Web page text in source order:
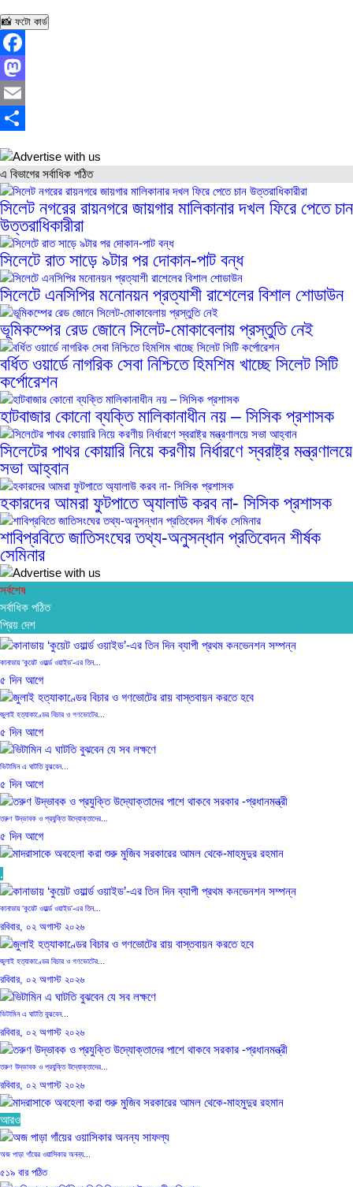
📸 ফটো কার্ড
Facebook
Mastodon
Email
এ বিভাগের সর্বাধিক পঠিত
সিলেট নগরের রায়নগরে জায়গার মালিকানার দখল ফিরে পেতে চান
উত্তরাধিকারীরা
সিলেটে রাত সাড়ে ৯টার পর দোকান-পাট বন্ধ
সিলেটে এনসিপির মনোনয়ন প্রত্যাশী রাশেলের বিশাল শোডাউন
ভূমিকম্পের রেড জোনে সিলেট-মোকাবেলায় প্রস্তুতি নেই
বর্ধিত ওয়ার্ডে নাগরিক সেবা নিশ্চিতে হিমশিম খাচ্ছে সিলেট সিটি
কর্পোরেশন
হাটবাজার কোনো ব্যক্তি মালিকানাধীন নয় – সিসিক প্রশাসক
সিলেটের পাথর কোয়ারি নিয়ে করণীয় নির্ধারণে স্বরাষ্ট্র মন্ত্রণালয়ে
সভা আহ্বান
হকারদের আমরা ফুটপাতে অ্যালাউ করব না- সিসিক প্রশাসক
শাবিপ্রবিতে জাতিসংঘের তথ্য-অনুসন্ধান প্রতিবেদন শীর্ষক
সেমিনার
সর্বশেষ
সর্বাধিক পঠিত
প্রিয় দেশ
কানাডায় ‘কুয়েট ওয়ার্ল্ড ওয়াইড’-এর তিন...
৫ দিন আগে
জুলাই হত্যাকাণ্ডের বিচার ও গণভোটের...
৫ দিন আগে
ভিটামিন এ ঘাটতি বুঝবেন...
৫ দিন আগে
তরুণ উদ্ভাবক ও প্রযুক্তি উদ্যোক্তাদের...
৫ দিন আগে
৫ দিন আগে
বাংলাদেশে এসে মার্কিন দূতের ভারতের...
৫ দিন আগে
অনেক পরিবার এখনো তাঁদের স্বজন...
৫ দিন আগে
ব্রিকলেইন জামে মসজিদ প্রতিষ্ঠার ৫০...
৫ দিন আগে
হবিগঞ্জ ছাত্রদল সভাপতিসহ ১১ জনের...
১ সপ্তাহ আগে
১ সপ্তাহ আগে
.
কানাডায় ‘কুয়েট ওয়ার্ল্ড ওয়াইড’-এর তিন...
রবিবার, ০২ অগাস্ট ২০২৬
জুলাই হত্যাকাণ্ডের বিচার ও গণভোটের...
রবিবার, ০২ অগাস্ট ২০২৬
ভিটামিন এ ঘাটতি বুঝবেন...
রবিবার, ০২ অগাস্ট ২০২৬
তরুণ উদ্ভাবক ও প্রযুক্তি উদ্যোক্তাদের...
রবিবার, ০২ অগাস্ট ২০২৬
মাদরাসাকে অবহেলা করা শুরু মুজিব...
রবিবার, ০২ অগাস্ট ২০২৬
আরও
অজ পাড়া গাঁয়ের ওয়াসিকার অনন্য...
৫১৯ বার পঠিত